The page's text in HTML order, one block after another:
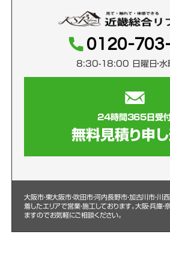
0120-
8:30-18:00 日曜日・水
24時間365日受
無料見積り申
大阪市・東大阪市・吹田市・河内長野市・加古川市・川
着したエリアで営業・施工しております。大阪・兵庫
ますのでお気軽にご相談ください。